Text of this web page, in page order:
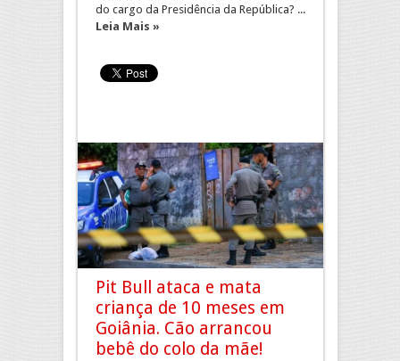
do cargo da Presidência da República? ...
Leia Mais »
Pit Bull ataca e mata
criança de 10 meses em
Goiânia. Cão arrancou
bebê do colo da mãe!